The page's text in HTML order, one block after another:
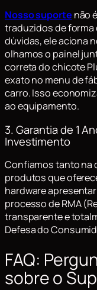
Nosso suporte não
traduzidos de forma
dúvidas, ele aciona
olhamos o painel
correta do chicote
exato no menu de
carro. Isso
ao equipamento.
3. Garantia de 1
Investimento
Confiamos tanto na
produtos que
hardware
processo de RMA
transparente e
Defesa do
FAQ:
sobre o